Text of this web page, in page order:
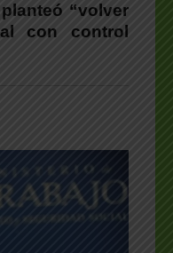
“volver
con control